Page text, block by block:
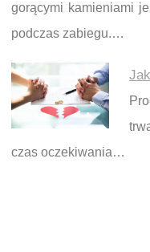
gorącymi kamieniami
podczas zabiegu.…
czas oczekiwania…